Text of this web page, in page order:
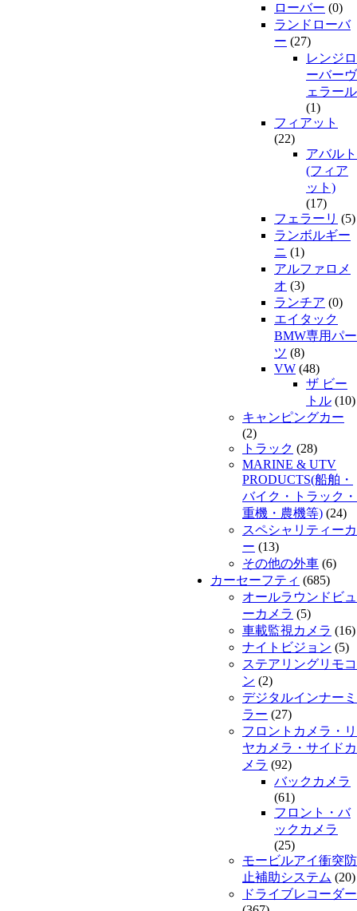
ローバー (0)
ランドローバ
ー (27)
レンジロ
ーバーヴ
ェラール
(1)
フィアット
(22)
アバルト
(フィア
ット)
(17)
フェラーリ (5)
ランボルギー
ニ (1)
アルファロメ
オ (3)
ランチア (0)
エイタック
BMW専用パー
ツ (8)
VW (48)
ザ ビー
トル (10)
キャンピングカー
(2)
トラック (28)
MARINE & UTV
PRODUCTS(船舶・
バイク・トラック・
重機・農機等) (24)
スペシャリティーカ
ー (13)
その他の外車 (6)
カーセーフティ (685)
オールラウンドビュ
ーカメラ (5)
車載監視カメラ (16)
ナイトビジョン (5)
ステアリングリモコ
ン (2)
デジタルインナーミ
ラー (27)
フロントカメラ・リ
ヤカメラ・サイドカ
メラ (92)
バックカメラ
(61)
フロント・バ
ックカメラ
(25)
モービルアイ衝突防
止補助システム (20)
ドライブレコーダー